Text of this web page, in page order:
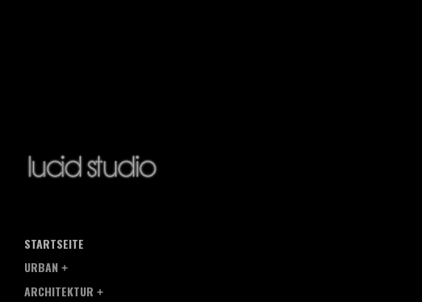
STARTSEITE
URBAN
ARCHITEKTUR